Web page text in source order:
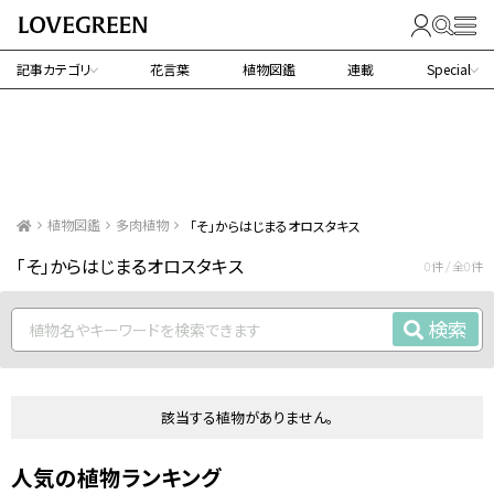
記事カテゴリ 花言葉 植物図鑑 連載 Special
植物図鑑 多肉植物 「そ」からはじまるオロスタキス
「そ」からはじまるオロスタキス 0件 / 全0件
検索
該当する植物がありません。
人気の植物ランキング